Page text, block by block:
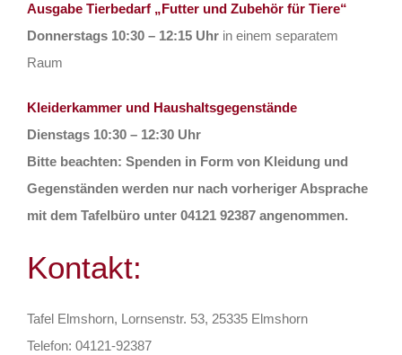
Ausgabe Tierbedarf „Futter und Zubehör für Tiere“
Donnerstags 10:30 – 12:15 Uhr in einem separatem
Raum
Kleiderkammer und Haushaltsgegenstände
Dienstags 10:30 – 12:30 Uhr
Bitte beachten: Spenden in Form von Kleidung und
Gegenständen werden nur nach vorheriger Absprache
mit dem Tafelbüro unter 04121 92387 angenommen.
Kontakt:
Tafel Elmshorn, Lornsenstr. 53, 25335 Elmshorn
Telefon: 04121-92387